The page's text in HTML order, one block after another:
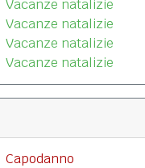
Vacanze natalizie
Vacanze natalizie
Vacanze natalizie
Vacanze natalizie
Capodanno